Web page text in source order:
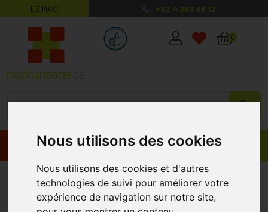
Nous utilisons des cookies
Nous utilisons des cookies et d'autres
technologies de suivi pour améliorer votre
expérience de navigation sur notre site,
LE MAG’ +32 4 263 56 12
MaPharmacie.be ma santé, mes
0
Promos Produits
Eye Care Crayon Sourcil Brun
Fonce 033